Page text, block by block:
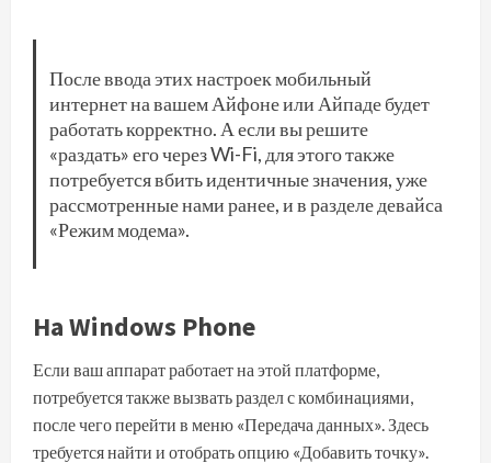
После ввода этих настроек мобильный
интернет на вашем Айфоне или Айпаде будет
работать корректно. А если вы решите
«раздать» его через Wi-Fi, для этого также
потребуется вбить идентичные значения, уже
рассмотренные нами ранее, и в разделе девайса
«Режим модема».
На Windows Phone
Если ваш аппарат работает на этой платформе,
потребуется также вызвать раздел с комбинациями,
после чего перейти в меню «Передача данных». Здесь
требуется найти и отобрать опцию «Добавить точку».